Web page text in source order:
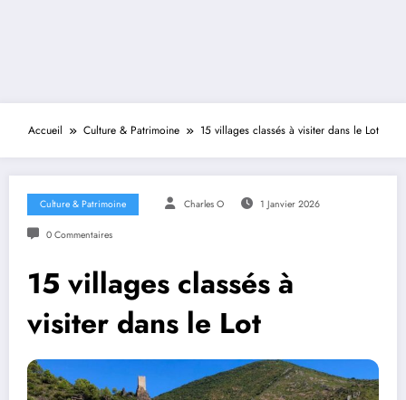
Accueil Culture & Patrimoine 15 villages classés à visiter dans le Lot
Culture & Patrimoine Charles O 1 Janvier 2026
0 Commentaires
15 villages classés à
visiter dans le Lot